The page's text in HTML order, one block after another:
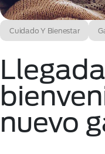
Cuidado Y Bienestar
nuevo